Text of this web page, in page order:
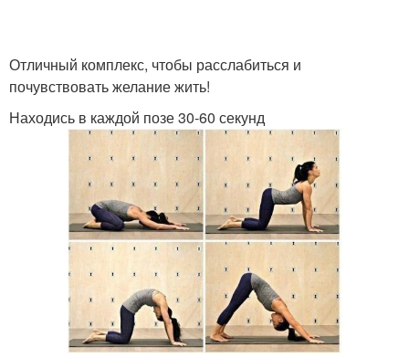
Отличный комплекс, чтобы расслабиться и
почувствовать желание жить!
Находись в каждой позе 30-60 секунд